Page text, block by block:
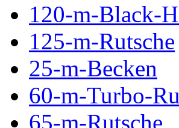
120-m-Black-
125-m-Rutsche
25-m-Becken
60-m-Turbo-
65-m-Rutsche